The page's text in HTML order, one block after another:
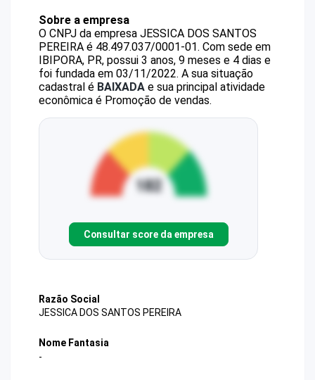
Sobre a empresa
O CNPJ da empresa JESSICA DOS SANTOS
PEREIRA é 48.497.037/0001-01. Com sede em
IBIPORA, PR, possui 3 anos, 9 meses e 4 dias e
foi fundada em 03/11/2022. A sua situação
cadastral é BAIXADA e sua principal atividade
econômica é Promoção de vendas.
Consultar score da empresa
Razão Social
JESSICA DOS SANTOS PEREIRA
Nome Fantasia
-